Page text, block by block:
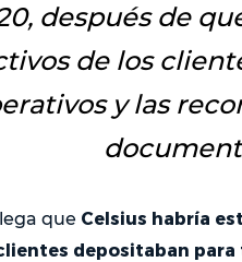
después de
de los
y las
que Celsius habría
depositaban